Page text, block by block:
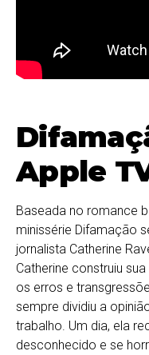
Apple
Baseada no romance
minissérie Difamação
jornalista Catherine
Catherine construiu
os erros e
sempre dividiu a
trabalho. Um dia, ela
desconhecido e se